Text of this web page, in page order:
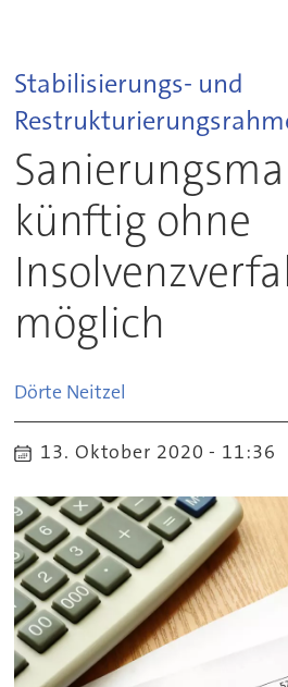
Stabilisierungs- und
künftig ohne
möglich
Dörte Neitzel
13. Oktober 2020 - 11:36